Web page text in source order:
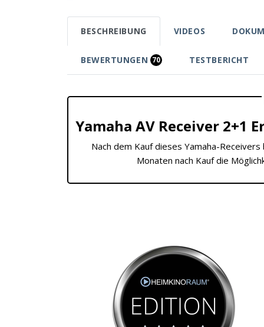
BESCHREIBUNG VIDEOS
BEWERTUNGEN 70 TESTBERICHT
Yamaha AV Receiver 2+1
Nach dem Kauf dieses Yamaha-
Monaten nach Kauf die